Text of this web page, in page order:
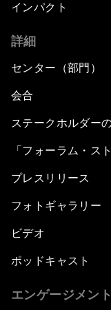
インパクト
詳細
センター（部門）
会合
ステークホルダー
「フォーラム・ス
プレスリリース
フォトギャラリー
ビデオ
ポッドキャスト
エンゲージメント